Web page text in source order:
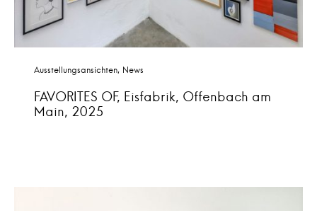
Ausstellungsansichten News
FAVORITES OF, Eisfabrik, Offenbach am
Main, 2025